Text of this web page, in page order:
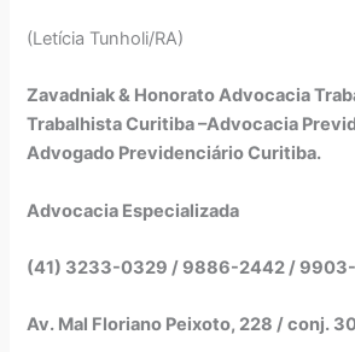
(Letícia Tunholi/RA)
Zavadniak & Honorato Advocacia
Trabalhista Curitiba –Advocacia
Advogado Previdenciário Curitiba.
Advocacia Especializada
(41) 3233-0329 / 9886-2442 /
Av. Mal Floriano Peixoto, 228 / conj.